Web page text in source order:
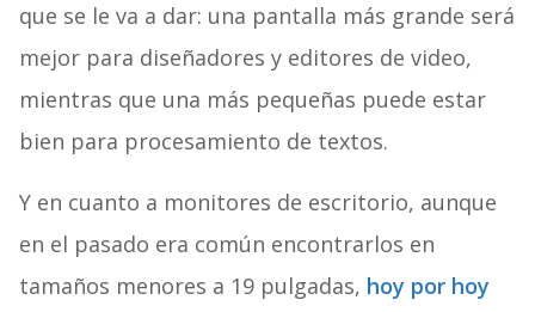
que se le va a dar: una pantalla más grande será
mejor para diseñadores y editores de video,
mientras que una más pequeñas puede estar
bien para procesamiento de textos.
Y en cuanto a monitores de escritorio, aunque
en el pasado era común encontrarlos en
tamaños menores a 19 pulgadas, hoy por hoy